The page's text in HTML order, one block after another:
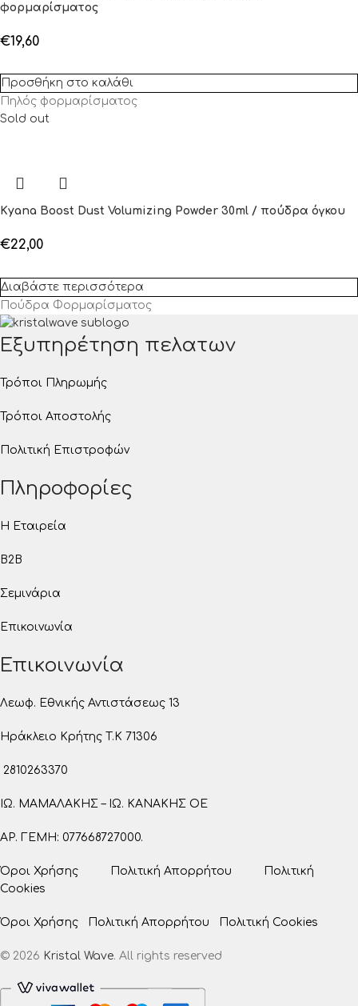
φορμαρίσματος
€19,60
Προσθήκη στο καλάθι
Πηλός φορμαρίσματος
Sold out
Kyana Boost Dust Volumizing Powder 30ml / πούδρα όγκου
€22,00
Διαβάστε περισσότερα
Πούδρα Φορμαρίσματος
Εξυπηρέτηση πελατων
Τρόποι Πληρωμής
Τρόποι Αποστολής
Πολιτική Επιστροφών
Πληροφορίες
Η Εταιρεία
B2B
Σεμινάρια
Επικοινωνία
Επικοινωνία
Λεωφ. Εθνικής Αντιστάσεως 13
Ηράκλειο Κρήτης T.K 71306
2810263370
ΙΩ. ΜΑΜΑΛΑΚΗΣ – ΙΩ. ΚΑΝΑΚΗΣ ΟΕ
ΑΡ. ΓΕΜΗ: 077668727000.
Όροι Χρήσης Πολιτική Απορρήτου Πολιτική
Cookies
Όροι Χρήσης Πολιτική Απορρήτου Πολιτική Cookies
© 2026 Kristal Wave. All rights reserved